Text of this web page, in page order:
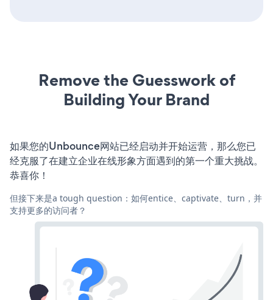
Remove the Guesswork of
Building Your Brand
如果您的Unbounce网站已经启动并开始运营，那么您已
经克服了在建立企业在线形象方面遇到的第一个重大挑战。
恭喜你！
但接下来是a tough question：如何entice、captivate、turn，并
支持更多的访问者？